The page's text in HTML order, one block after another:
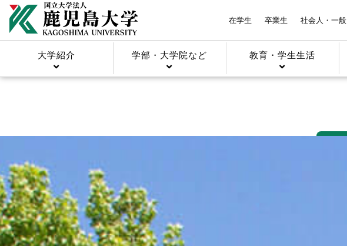
在学生 卒業生 社会人・一般
大学紹介 学部・大学院など 教育・学生生活